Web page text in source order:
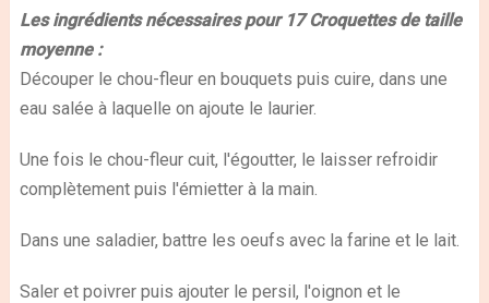
Les ingrédients nécessaires pour 17 Croquettes de taille
moyenne :
Découper le chou-fleur en bouquets puis cuire, dans une
eau salée à laquelle on ajoute le laurier.
Une fois le chou-fleur cuit, l'égoutter, le laisser refroidir
complètement puis l'émietter à la main.
Dans une saladier, battre les oeufs avec la farine et le lait.
Saler et poivrer puis ajouter le persil, l'oignon et le